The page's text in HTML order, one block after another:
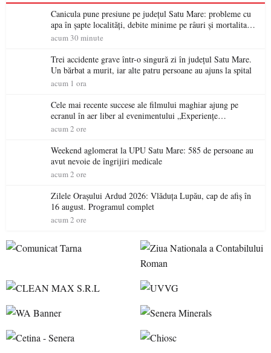
Canicula pune presiune pe județul Satu Mare: probleme cu
apa în șapte localități, debite minime pe râuri și mortalitate
piscicolă la Lacul Călinești
acum 30 minute
Trei accidente grave într-o singură zi în județul Satu Mare.
Un bărbat a murit, iar alte patru persoane au ajuns la spital
acum 1 ora
Cele mai recente succese ale filmului maghiar ajung pe
ecranul în aer liber al evenimentului „Experiențe
cinematografice Partium”
acum 2 ore
Weekend aglomerat la UPU Satu Mare: 585 de persoane au
avut nevoie de îngrijiri medicale
acum 2 ore
Zilele Orașului Ardud 2026: Vlăduța Lupău, cap de afiș în
16 august. Programul complet
acum 2 ore